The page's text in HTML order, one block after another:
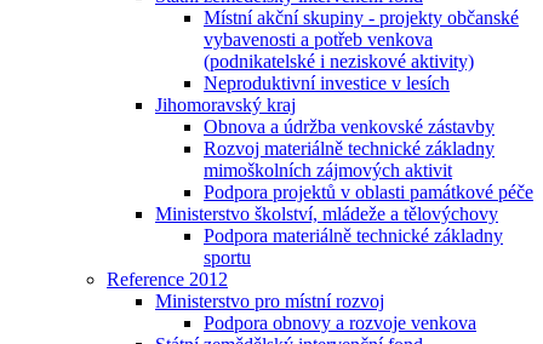
Místní akční skupiny - projekty občanské
vybavenosti a potřeb venkova
(podnikatelské i neziskové aktivity)
Neproduktivní investice v lesích
Jihomoravský kraj
Obnova a údržba venkovské zástavby
Rozvoj materiálně technické základny
mimoškolních zájmových aktivit
Podpora projektů v oblasti památkové péče
Ministerstvo školství, mládeže a tělovýchovy
Podpora materiálně technické základny
sportu
Reference 2012
Ministerstvo pro místní rozvoj
Podpora obnovy a rozvoje venkova